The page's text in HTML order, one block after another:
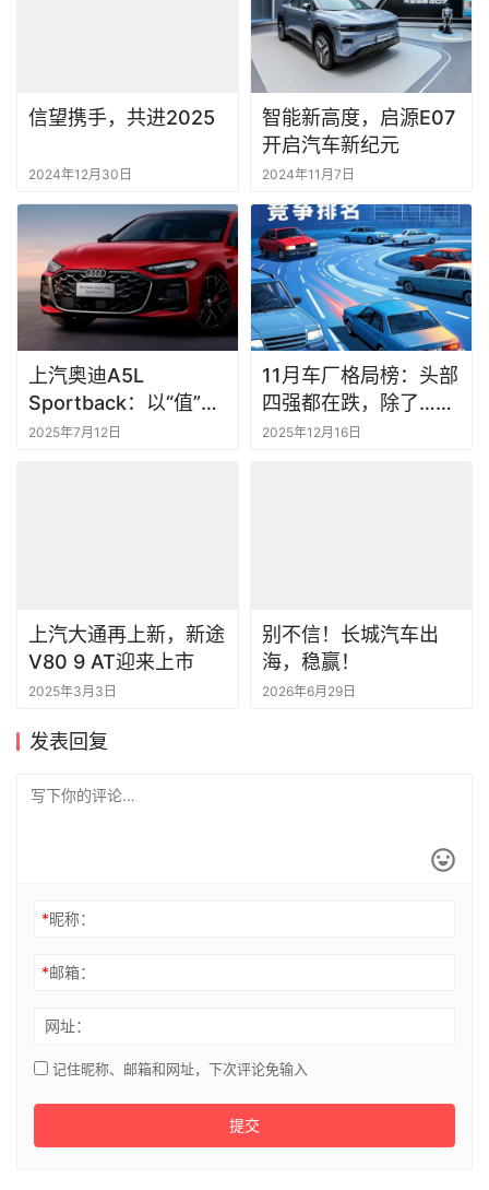
信望携手，共进2025
2024年12月30日
智能新高度，启源E07
开启汽车新纪元
2024年11月7日
上汽奥迪A5L
Sportback：以“值”破
局，定义豪华轿跑新基
2025年7月12日
11月车厂格局榜：头部
四强都在跌，除了……
丨一句话点评
2025年12月16日
上汽大通再上新，新途
V80 9 AT迎来上市
2025年3月3日
别不信！长城汽车出
海，稳赢！
2026年6月29日
发表回复
*昵称：
*邮箱：
网址：
记住昵称、邮箱和网址，下次评论免输入
提交